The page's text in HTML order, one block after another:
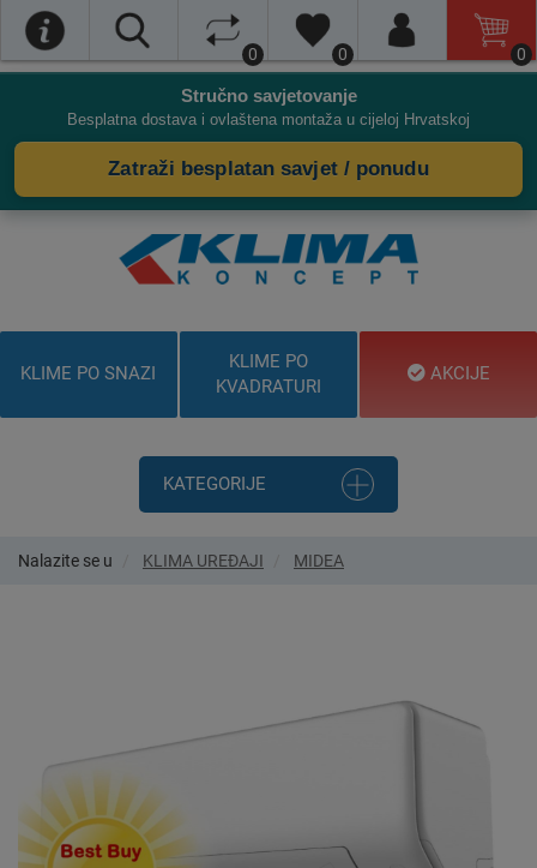
0 0 0
Stručno savjetovanje
Besplatna dostava i ovlaštena montaža u cijeloj Hrvatskoj
Zatraži besplatan savjet / ponudu
KLIME PO SNAZI
KLIME PO
KVADRATURI
AKCIJE
KATEGORIJE
Nalazite se u KLIMA UREĐAJI MIDEA